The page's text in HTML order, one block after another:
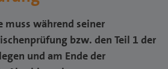
muss während seiner
bzw. den Teil 1 der
und am Ende der